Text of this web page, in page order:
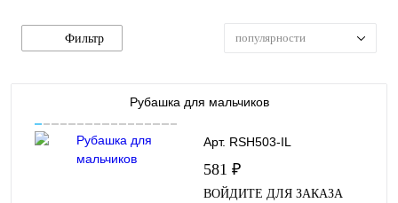
Фильтр популярности
Рубашка для мальчиков
Арт. RSH503-IL
581 ₽
ВОЙДИТЕ ДЛЯ ЗАКАЗА